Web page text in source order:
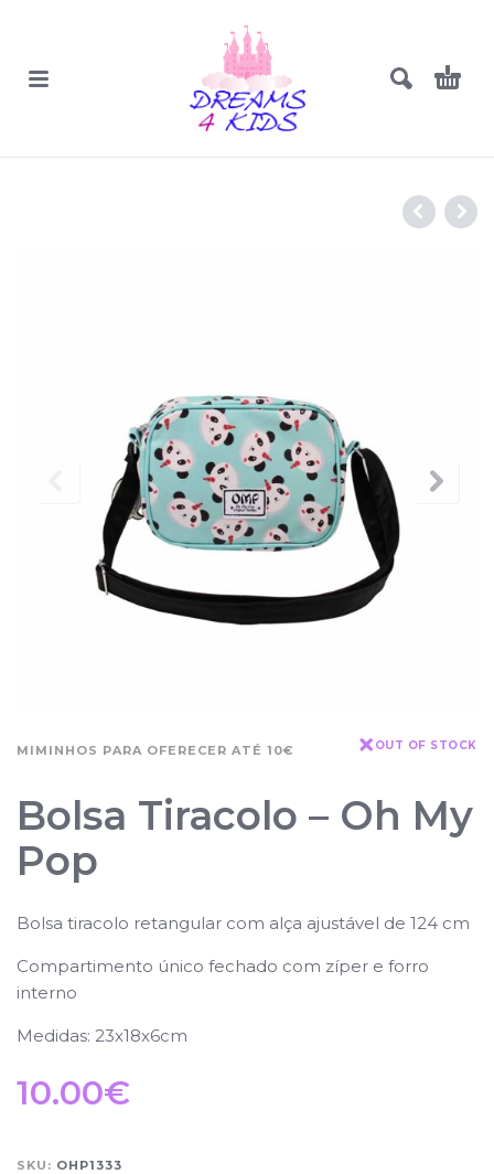
MIMINHOS PARA OFERECER ATÉ 10€ OUT OF STOCK
Bolsa Tiracolo – Oh My
Pop
Bolsa tiracolo retangular com alça ajustável de 124 cm
Compartimento único fechado com zíper e forro
interno
Medidas: 23x18x6cm
10.00€
SKU: OHP1333